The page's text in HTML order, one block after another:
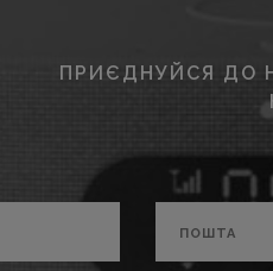
ПРИЄДНУЙСЯ ДО